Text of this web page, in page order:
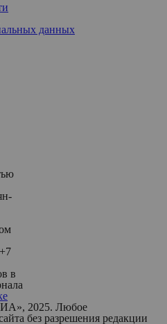
данных
в
2025. Любое
без разрешения редакции